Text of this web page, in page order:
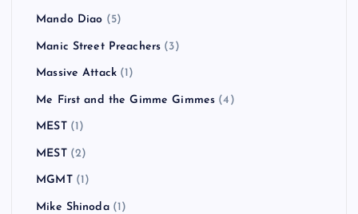
Mando Diao (5)
Manic Street Preachers (3)
Massive Attack (1)
Me First and the Gimme Gimmes (4)
MEST(1)
MEST(2)
MGMT(1)
Mike Shinoda(1)